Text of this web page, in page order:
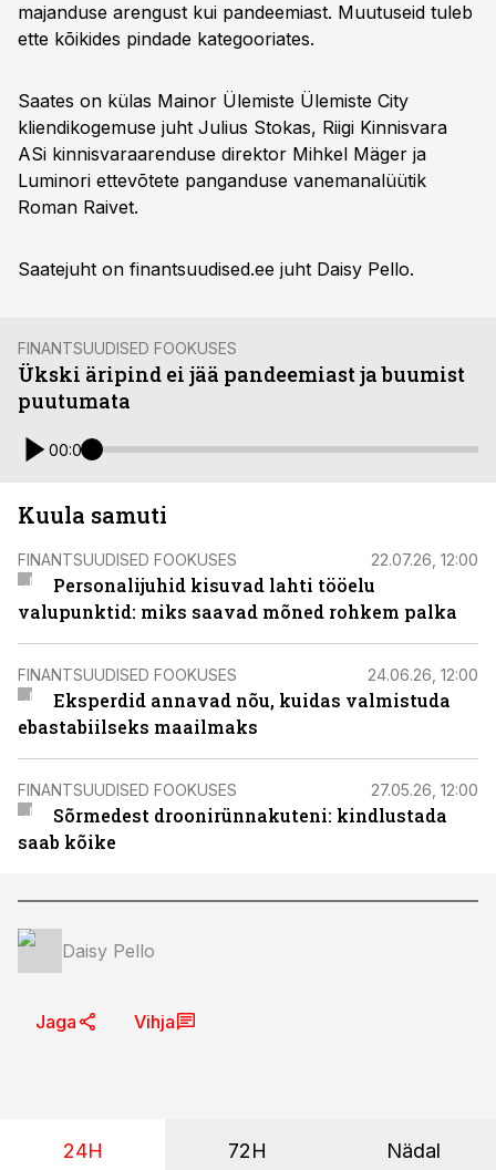
majanduse arengust kui pandeemiast. Muutuseid tuleb
ette kõikides pindade kategooriates.
Saates on külas Mainor Ülemiste Ülemiste City
kliendikogemuse juht Julius Stokas, Riigi Kinnisvara
ASi kinnisvaraarenduse direktor Mihkel Mäger ja
Luminori ettevõtete panganduse vanemanalüütik
Roman Raivet.
Saatejuht on finantsuudised.ee juht Daisy Pello.
FINANTSUUDISED FOOKUSES
Ükski äripind ei jää pandeemiast ja buumist
puutumata
00:00
Kuula samuti
FINANTSUUDISED FOOKUSES 22.07.26, 12:00
Personalijuhid kisuvad lahti tööelu
valupunktid: miks saavad mõned rohkem palka
FINANTSUUDISED FOOKUSES 24.06.26, 12:00
Eksperdid annavad nõu, kuidas valmistuda
ebastabiilseks maailmaks
FINANTSUUDISED FOOKUSES 27.05.26, 12:00
Sõrmedest droonirünnakuteni: kindlustada
saab kõike
Daisy Pello
Jaga Vihja
24H 72H Nädal